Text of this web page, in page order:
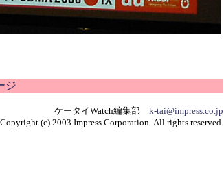
ジ
ケータイWatch編集部 k-tai@impress.co.jp
Copyright (c) 2003 Impress Corporation All rights reserved.